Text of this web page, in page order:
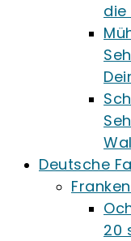
die
Deutsche
20